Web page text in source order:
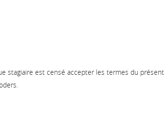
stagiaire est censé accepter les termes du présent